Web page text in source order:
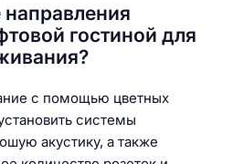
гостиной для
с помощью цветных
системы
акустику, а также